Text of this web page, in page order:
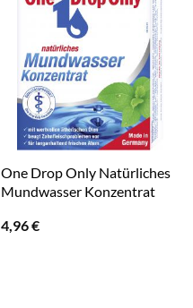
One Drop Only Natürliches
Mundwasser Konzentrat
4,96€